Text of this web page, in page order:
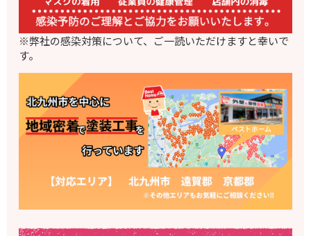
※弊社の感染対策について、ご一読いただけますと幸いで
す。